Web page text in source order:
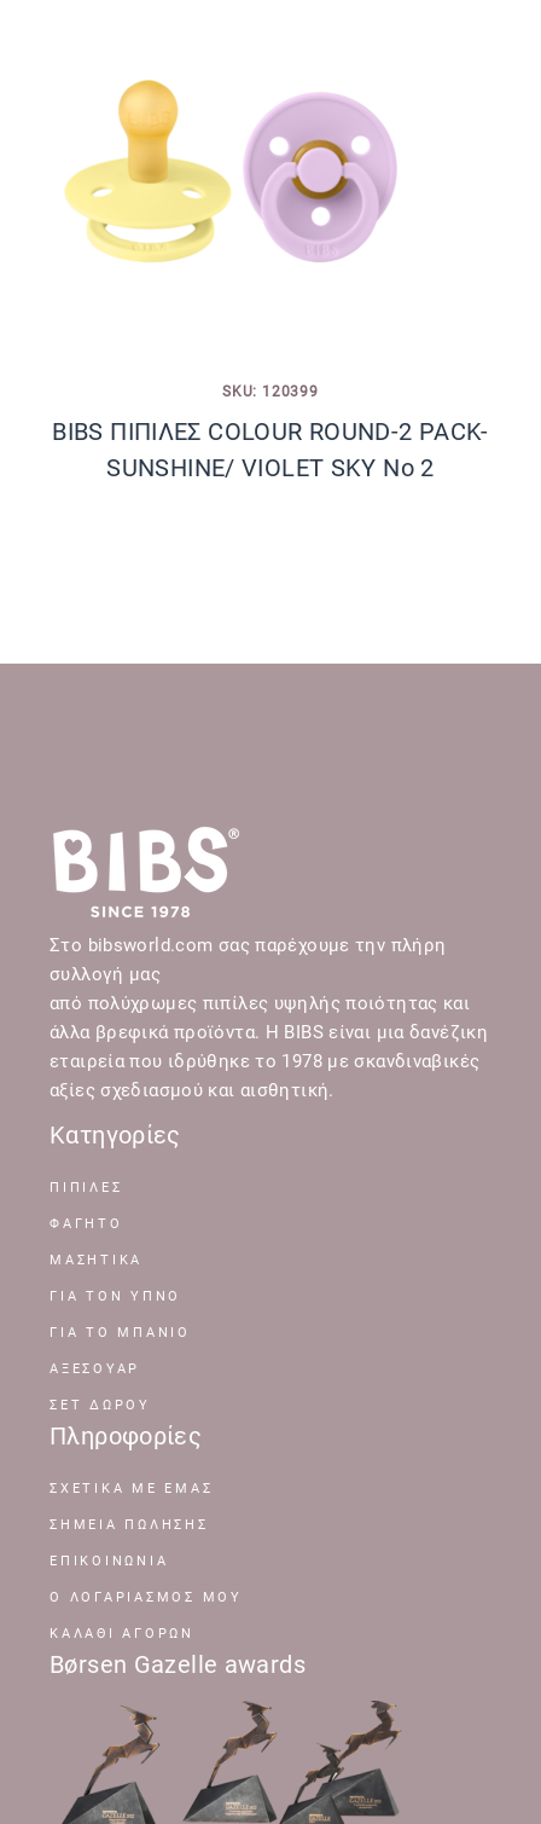
SKU: 120399
BIBS ΠΙΠΙΛΕΣ COLOUR ROUND-2 PACK-
SUNSHINE/ VIOLET SKY No 2
Στο bibsworld.com σας παρέχουμε την πλήρη
συλλογή μας
από πολύχρωμες πιπίλες υψηλής ποιότητας και
άλλα βρεφικά προϊόντα. Η BIBS είναι μια δανέζικη
εταιρεία που ιδρύθηκε το 1978 με σκανδιναβικές
αξίες σχεδιασμού και αισθητική.
Κατηγορίες
ΠΙΠΙΛΕΣ
ΦΑΓΗΤΟ
ΜΑΣΗΤΙΚΑ
ΓΙΑ ΤΟΝ ΥΠΝΟ
ΓΙΑ ΤΟ ΜΠΑΝΙΟ
ΑΞΕΣΟΥΑΡ
ΣΕΤ ΔΩΡΟΥ
Πληροφορίες
ΣΧΕΤΙΚΆ ΜΕ ΕΜΆΣ
ΣΗΜΕΊΑ ΠΏΛΗΣΗΣ
ΕΠΙΚΟΙΝΩΝΊΑ
Ο ΛΟΓΑΡΙΑΣΜΌΣ ΜΟΥ
ΚΑΛΆΘΙ ΑΓΟΡΏΝ
Børsen Gazelle awards